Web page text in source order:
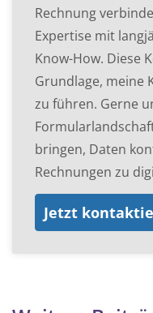
Rechnung
Expertise mit
Know-How. Diese
Grundlage, meine
zu führen. Gerne
bringen, Daten
Rechnungen zu
Jetzt